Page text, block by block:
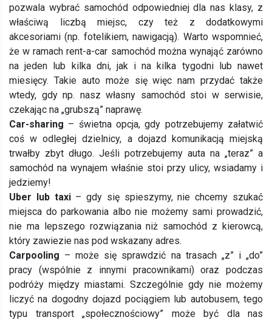
pozwala wybrać samochód odpowiedniej dla nas klasy, z
właściwą liczbą miejsc, czy też z dodatkowymi
akcesoriami (np. fotelikiem, nawigacją). Warto wspomnieć,
że w ramach rent-a-car samochód można wynająć zarówno
na jeden lub kilka dni, jak i na kilka tygodni lub nawet
miesięcy. Takie auto może się więc nam przydać także
wtedy, gdy np. nasz własny samochód stoi w serwisie,
czekając na „grubszą” naprawę.
Car-sharing – świetna opcja, gdy potrzebujemy załatwić
coś w odległej dzielnicy, a dojazd komunikacją miejską
trwałby zbyt długo. Jeśli potrzebujemy auta na „teraz” a
samochód na wynajem właśnie stoi przy ulicy, wsiadamy i
jedziemy!
Uber lub taxi– gdy się spieszymy, nie chcemy szukać
miejsca do parkowania albo nie możemy sami prowadzić,
nie ma lepszego rozwiązania niż samochód z kierowcą,
który zawiezie nas pod wskazany adres.
Carpooling – może się sprawdzić na trasach „z” i „do”
pracy (wspólnie z innymi pracownikami) oraz podczas
podróży między miastami. Szczególnie gdy nie możemy
liczyć na dogodny dojazd pociągiem lub autobusem, tego
typu transport „społecznościowy” może być dla nas